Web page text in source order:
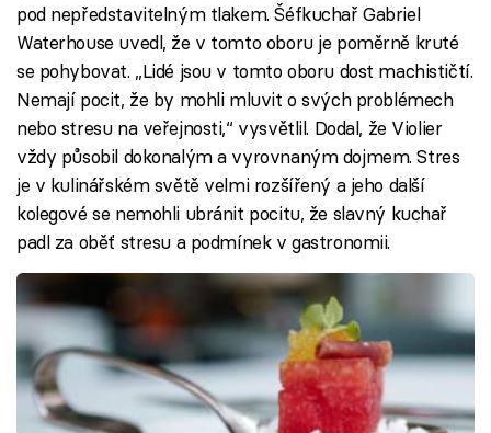
pod nepředstavitelným tlakem. Šéfkuchař Gabriel
Waterhouse uvedl, že v tomto oboru je poměrně kruté
se pohybovat. „Lidé jsou v tomto oboru dost machističtí.
Nemají pocit, že by mohli mluvit o svých problémech
nebo stresu na veřejnosti,“ vysvětlil. Dodal, že Violier
vždy působil dokonalým a vyrovnaným dojmem. Stres
je v kulinářském světě velmi rozšířený a jeho další
kolegové se nemohli ubránit pocitu, že slavný kuchař
padl za oběť stresu a podmínek v gastronomii.